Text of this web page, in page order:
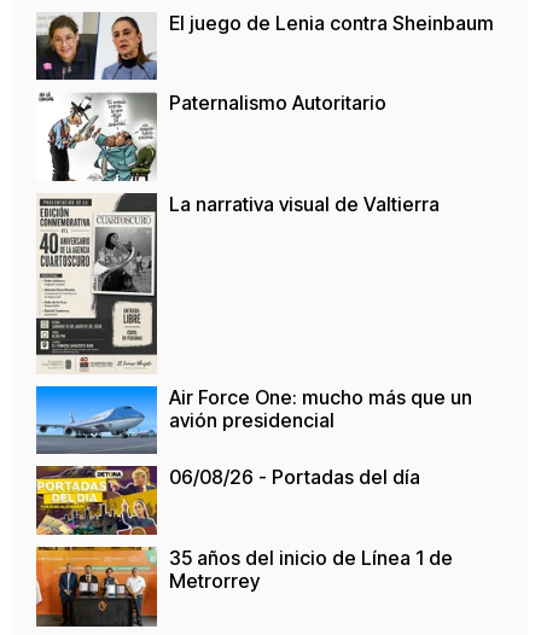
El juego de Lenia contra Sheinbaum
Paternalismo Autoritario
La narrativa visual de Valtierra
Air Force One: mucho más que un
avión presidencial
06/08/26 - Portadas del día
35 años del inicio de Línea 1 de
Metrorrey